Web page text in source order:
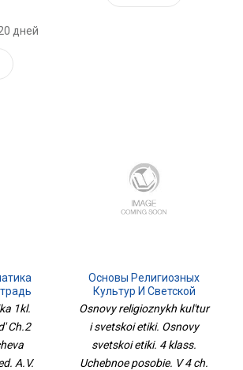
дней
1kl.
Ch.2
A.V.
Основы Религиозных
Культур И Светской
Этики. Основы Светской
Этики. 4 Класс. Учебное
Пособие. В 4 Ч. Часть 4
Для Слабовидящих
Обучающихся
Osnovy religioznykh kul'tur
i svetskoi etiki. Osnovy
svetskoi etiki. 4 klass.
Uchebnoe posobie. V 4 ch.